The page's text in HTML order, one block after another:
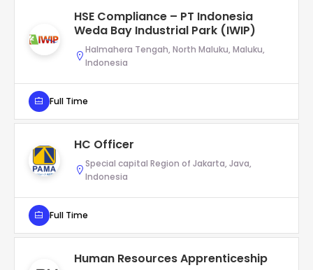
HSE Compliance – PT Indonesia
Weda Bay Industrial Park (IWIP)
Halmahera Tengah, North Maluku, Maluku,
Indonesia
Full Time
HC Officer
Special capital Region of Jakarta, Java,
Indonesia
Full Time
Human Resources Apprenticeship